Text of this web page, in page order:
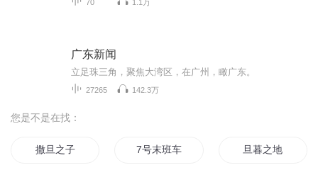
70 1.1万
广东新闻
立足珠三角，聚焦大湾区，在广州，瞰广东。
27265 142.3万
您是不是在找：
撒旦之子 7号末班车 旦暮之地